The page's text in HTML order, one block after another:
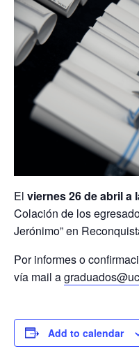
El viernes 26 de abril a
Colación de los
Jerónimo” en
Por informes o
vía mail a
Add to calendar